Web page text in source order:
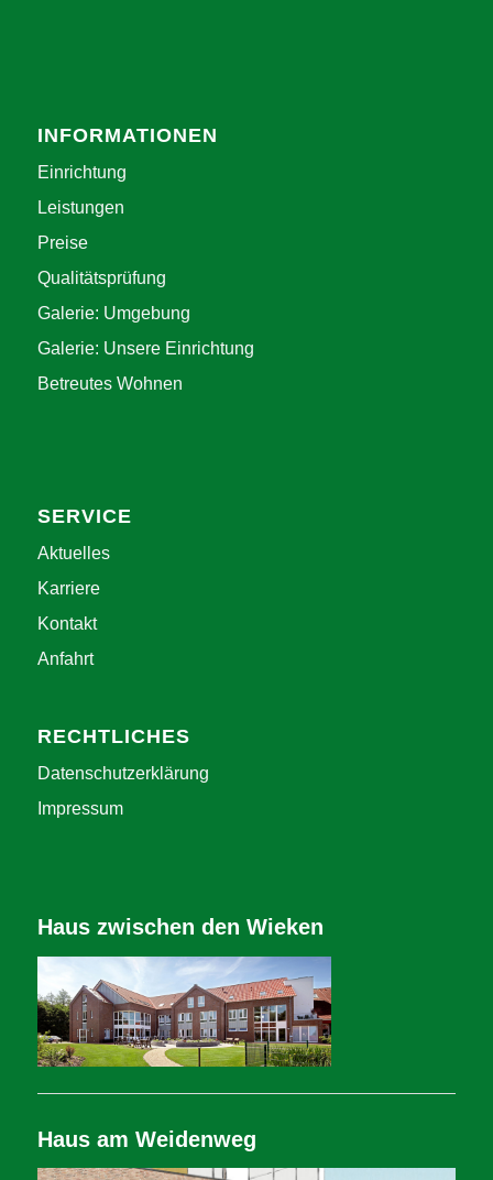
INFORMATIONEN
Einrichtung
Leistungen
Preise
Qualitätsprüfung
Galerie: Umgebung
Galerie: Unsere Einrichtung
Betreutes Wohnen
SERVICE
Aktuelles
Karriere
Kontakt
Anfahrt
RECHTLICHES
Datenschutzerklärung
Impressum
Haus zwischen den Wieken
Haus am Weidenweg